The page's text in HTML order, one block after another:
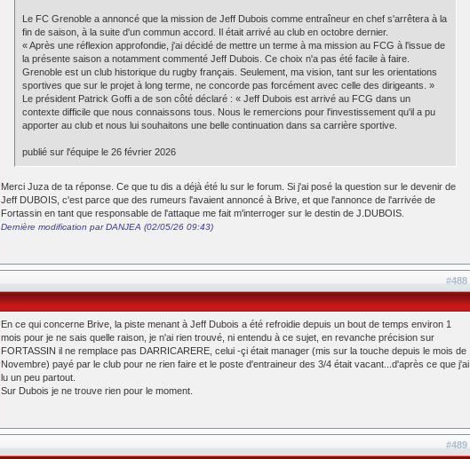
Le FC Grenoble a annoncé que la mission de Jeff Dubois comme entraîneur en chef s'arrêtera à la
fin de saison, à la suite d'un commun accord. Il était arrivé au club en octobre dernier.
« Après une réflexion approfondie, j'ai décidé de mettre un terme à ma mission au FCG à l'issue de
la présente saison a notamment commenté Jeff Dubois. Ce choix n'a pas été facile à faire.
Grenoble est un club historique du rugby français. Seulement, ma vision, tant sur les orientations
sportives que sur le projet à long terme, ne concorde pas forcément avec celle des dirigeants. »
Le président Patrick Goffi a de son côté déclaré : « Jeff Dubois est arrivé au FCG dans un
contexte difficile que nous connaissons tous. Nous le remercions pour l'investissement qu'il a pu
apporter au club et nous lui souhaitons une belle continuation dans sa carrière sportive.
publié sur l'équipe le 26 février 2026
Merci Juza de ta réponse. Ce que tu dis a déjà été lu sur le forum. Si j'ai posé la question sur le devenir de
Jeff DUBOIS, c'est parce que des rumeurs l'avaient annoncé à Brive, et que l'annonce de l'arrivée de
Fortassin en tant que responsable de l'attaque me fait m'interroger sur le destin de J.DUBOIS.
Dernière modification par DANJEA (02/05/26 09:43)
#488
En ce qui concerne Brive, la piste menant à Jeff Dubois a été refroidie depuis un bout de temps environ 1
mois pour je ne sais quelle raison, je n'ai rien trouvé, ni entendu à ce sujet, en revanche précision sur
FORTASSIN il ne remplace pas DARRICARERE, celui -çi était manager (mis sur la touche depuis le mois de
Novembre) payé par le club pour ne rien faire et le poste d'entraineur des 3/4 était vacant...d'après ce que j'ai
lu un peu partout.
Sur Dubois je ne trouve rien pour le moment.
#489